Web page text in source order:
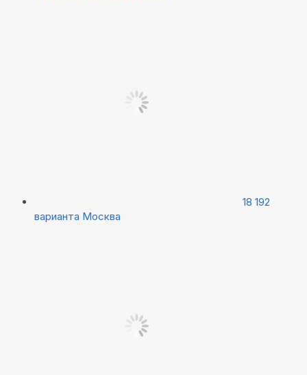
18 192
варианта Москва